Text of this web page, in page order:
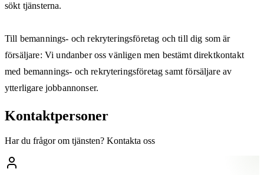
sökt tjänsterna.
Till bemannings- och rekryteringsföretag och till dig som är
försäljare: Vi undanber oss vänligen men bestämt direktkontakt
med bemannings- och rekryteringsföretag samt försäljare av
ytterligare jobbannonser.
Kontaktpersoner
Har du frågor om tjänsten? Kontakta oss